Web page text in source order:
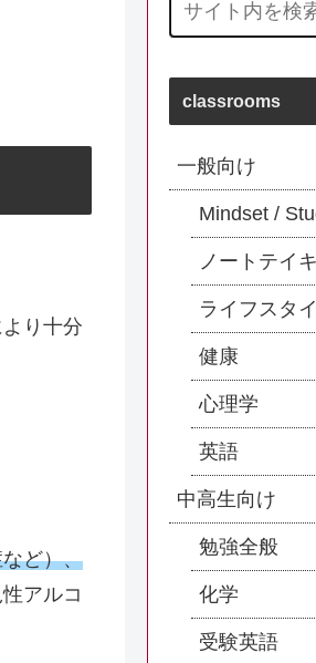
り十分
ど）、
アルコ
classrooms
一般向け
Mindset /
ノートテイ
ライフスタ
健康
心理学
英語
中高生向け
勉強全般
化学
受験英語